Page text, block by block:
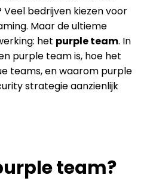
bedrijven kiezen voor
Maar de ultieme
het purple team. In
purple team is, hoe het
teams, en waarom purple
strategie aanzienlijk
team?